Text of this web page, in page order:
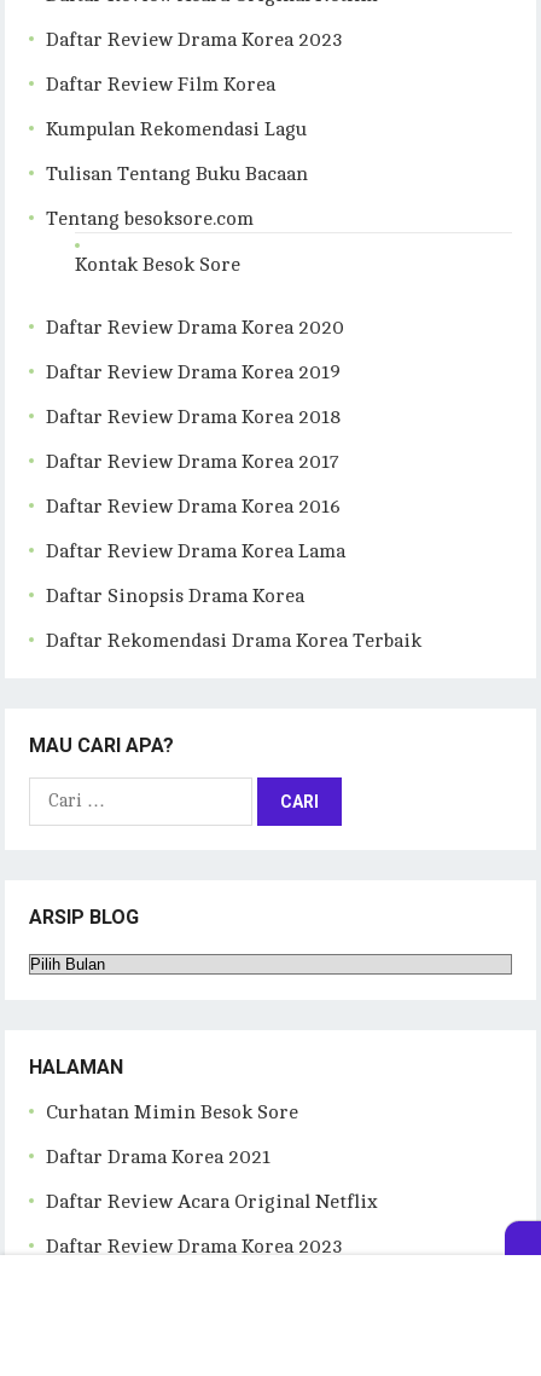
Daftar Review Drama Korea 2023
Daftar Review Film Korea
Kumpulan Rekomendasi Lagu
Tulisan Tentang Buku Bacaan
Tentang besoksore.com
Kontak Besok Sore
Daftar Review Drama Korea 2020
Daftar Review Drama Korea 2019
Daftar Review Drama Korea 2018
Daftar Review Drama Korea 2017
Daftar Review Drama Korea 2016
Daftar Review Drama Korea Lama
Daftar Sinopsis Drama Korea
Daftar Rekomendasi Drama Korea Terbaik
MAU CARI APA?
Cari
ARSIP BLOG
Arsip
HALAMAN
Curhatan Mimin Besok Sore
Daftar Drama Korea 2021
Daftar Review Acara Original Netflix
Daftar Review Drama Korea 2023